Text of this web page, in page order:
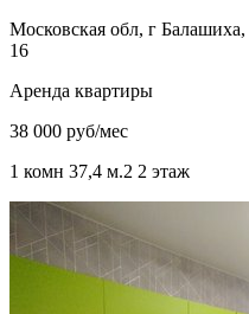
Московская обл, г
16
Аренда квартиры
38 000 руб/мес
1 комн 37,4 м.2 2 этаж